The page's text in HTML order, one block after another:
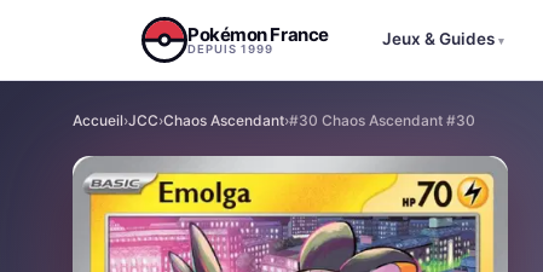
Pokémon France
DEPUIS 1999
Jeux & Guides ▾
Accueil›JCC›Chaos Ascendant›#30 Chaos Ascendant #30